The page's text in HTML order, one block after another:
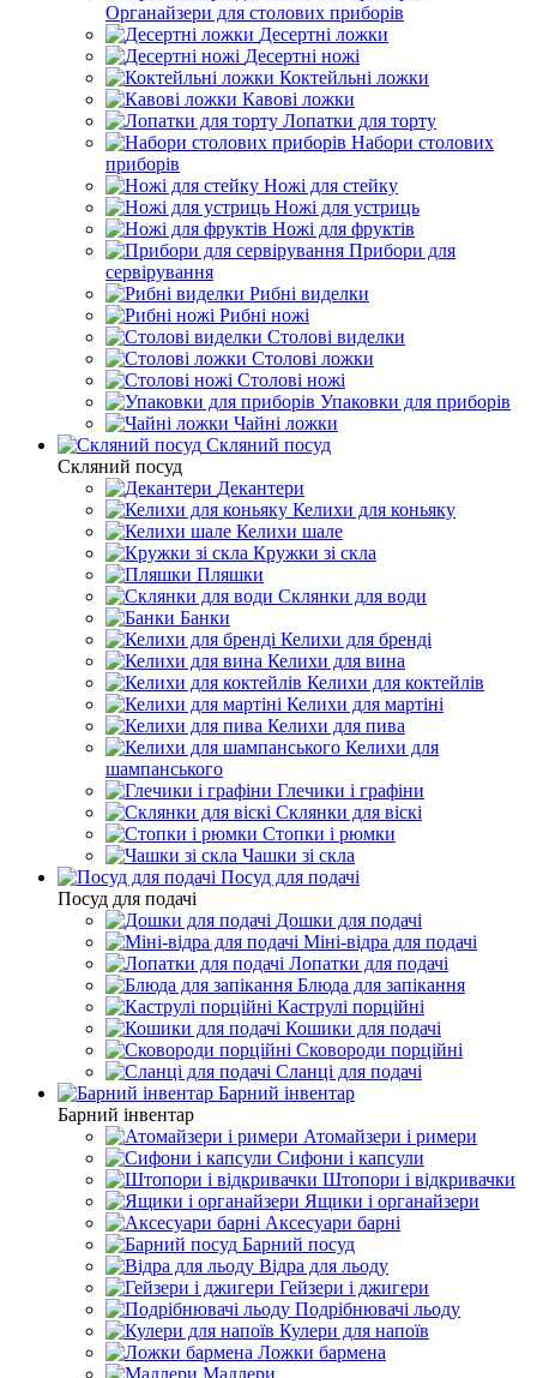
Органайзери для столових приборів
Десертні ложки
Десертні ножі
Коктейльні ложки
Кавові ложки
Лопатки для торту
Набори столових
приборів
Ножі для стейку
Ножі для устриць
Ножі для фруктів
Прибори для
сервірування
Рибні виделки
Рибні ножі
Столові виделки
Столові ложки
Столові ножі
Упаковки для приборів
Чайні ложки
Скляний посуд
Скляний посуд
Декантери
Келихи для коньяку
Келихи шале
Кружки зі скла
Пляшки
Склянки для води
Банки
Келихи для бренді
Келихи для вина
Келихи для коктейлів
Келихи для мартіні
Келихи для пива
Келихи для
шампанського
Глечики і графіни
Склянки для віскі
Стопки і рюмки
Чашки зі скла
Посуд для подачі
Посуд для подачі
Дошки для подачі
Міні-відра для подачі
Лопатки для подачі
Блюда для запікання
Каструлі порційні
Кошики для подачі
Сковороди порційні
Сланці для подачі
Барний інвентар
Барний інвентар
Атомайзери і римери
Сифони і капсули
Штопори і відкривачки
Ящики і органайзери
Аксесуари барні
Барний посуд
Відра для льоду
Гейзери і джигери
Подрібнювачі льоду
Кулери для напоїв
Ложки бармена
Мадлери